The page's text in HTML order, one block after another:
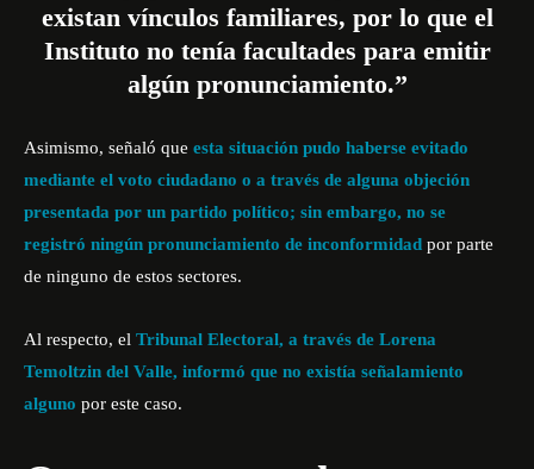
existan vínculos familiares, por lo que el
Instituto no tenía facultades para emitir
algún pronunciamiento.”
Asimismo, señaló que esta situación pudo haberse evitado
mediante el voto ciudadano o a través de alguna objeción
presentada por un partido político; sin embargo, no se
registró ningún pronunciamiento de inconformidad por parte
de ninguno de estos sectores.
Al respecto, el Tribunal Electoral, a través de Lorena
Temoltzin del Valle, informó que no existía señalamiento
alguno por este caso.